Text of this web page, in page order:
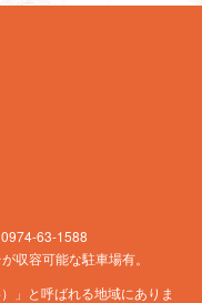
63-1588
収容可能な駐車場有。
」と呼ばれる地域にありま